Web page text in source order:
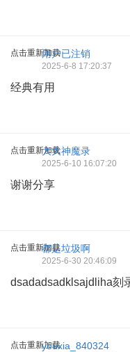
点击重新加载用户已注销
2025-6-8 17:20:37
经典有用
点击重新加载大大神魔录
2025-6-10 16:07:20
谢谢分享
点击重新加载都是垃圾啊
2025-6-30 20:46:09
dsadadsadklsajdliha刻
点击重新加载youxia_840324